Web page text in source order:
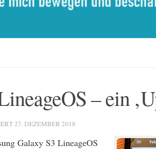
– ein
27. DEZEMBER 2018
Galaxy S3 LineageOS